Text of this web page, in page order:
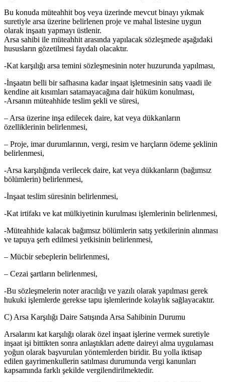
Bu konuda müteahhit boş veya üzerinde mevcut binayı yıkmak
suretiyle arsa üzerine belirlenen proje ve mahal listesine uygun
olarak inşaatı yapmayı üstlenir.
Arsa sahibi ile müteahhit arasında yapılacak sözleşmede aşağıdaki
hususların gözetilmesi faydalı olacaktır.
-Kat karşılığı arsa temini sözleşmesinin noter huzurunda yapılması,
-İnşaatın belli bir safhasına kadar inşaat işletmesinin satış vaadi ile
kendine ait kısımları satamayacağına dair hüküm konulması,
-Arsanın müteahhide teslim şekli ve süresi,
– Arsa üzerine inşa edilecek daire, kat veya dükkanların
özelliklerinin belirlenmesi,
– Proje, imar durumlarının, vergi, resim ve harçların ödeme şeklinin
belirlenmesi,
-Arsa karşılığında verilecek daire, kat veya dükkanların (bağımsız
bölümlerin) belirlenmesi,
-İnşaat teslim süresinin belirlenmesi,
-Kat irtifakı ve kat mülkiyetinin kurulması işlemlerinin belirlenmesi,
-Müteahhide kalacak bağımsız bölümlerin satış yetkilerinin alınması
ve tapuya şerh edilmesi yetkisinin belirlenmesi,
– Mücbir sebeplerin belirlenmesi,
– Cezai şartların belirlenmesi,
-Bu sözleşmelerin noter aracılığı ve yazılı olarak yapılması gerek
hukuki işlemlerde gerekse tapu işlemlerinde kolaylık sağlayacaktır.
C) Arsa Karşılığı Daire Satışında Arsa Sahibinin Durumu
Arsalarını kat karşılığı olarak özel inşaat işlerine vermek suretiyle
inşaat işi bittikten sonra anlaştıkları adette daireyi alma uygulaması
yoğun olarak başvurulan yöntemlerden biridir. Bu yolla iktisap
edilen gayrimenkullerin satılması durumunda vergi kanunları
kapsamında farklı şekilde vergilendirilmektedir.